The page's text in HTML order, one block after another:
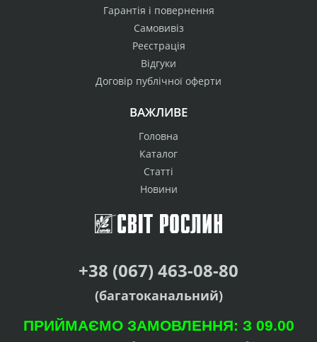
Гарантія і повернення
Самовивіз
Реєстрація
Відгуки
Договір публічної оферти
ВАЖЛИВЕ
Головна
Каталог
Статті
Новини
+38 (067) 463-08-80
(багатоканальний)
ПРИЙМАЄМО ЗАМОВЛЕННЯ: З 09.00